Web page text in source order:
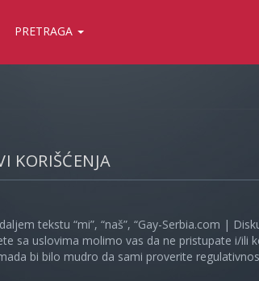
PRETRAGA
KORIŠĆENJA
tekstu “mi”, “naš”, “Gay-Serbia.com |
sa uslovima molimo vas da ne pristupate i/ili
bi bilo mudro da sami proverite